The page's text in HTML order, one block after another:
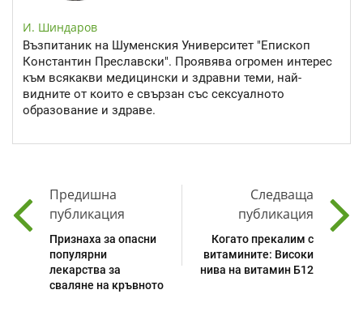
И. Шиндаров
Възпитаник на Шуменския Университет "Епископ
Константин Преславски". Проявява огромен интерес
към всякакви медицински и здравни теми, най-
видните от които е свързан със сексуалното
образование и здраве.
Предишна
публикация
Признаха за опасни
популярни
лекарства за
сваляне на кръвното
Следваща
публикация
Когато прекалим с
витамините: Високи
нива на витамин Б12